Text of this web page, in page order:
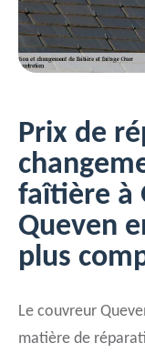
Prix de
faîtière à
Queven
plus
Le couvreur
matière de